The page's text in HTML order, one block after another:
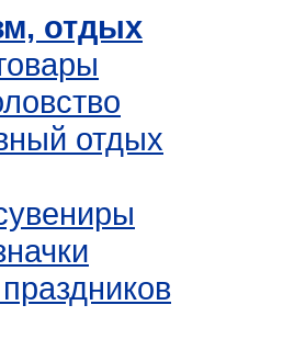
отдых
отдых